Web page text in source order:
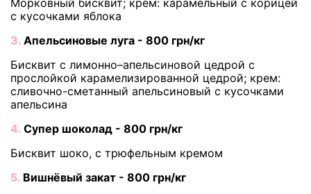
Морковный бисквит; крем: карамельный с корицей
с кусочками яблока
3. Апельсиновые луга - 800 грн/кг
Бисквит с лимонно–апельсиновой цедрой с
прослойкой карамелизированной цедрой; крем:
сливочно-сметанный апельсиновый с кусочками
апельсина
4. Супер шоколад - 800 грн/кг
Бисквит шоко, с трюфельным кремом
5. Вишнёвый закат - 800 грн/кг